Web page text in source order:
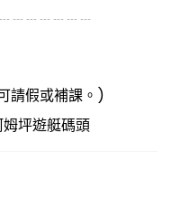
┄ ┄ ┄ ┄ ┄ ┄
請假或補課。)
坪遊艇碼頭